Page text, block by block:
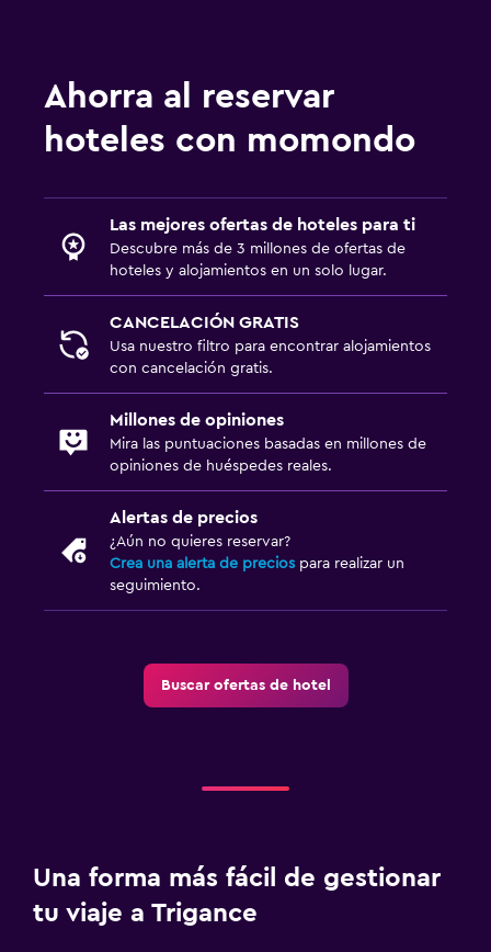
Ahorra al reservar
hoteles con momondo
Las mejores ofertas de hoteles para ti
Descubre más de 3 millones de ofertas de
hoteles y alojamientos en un solo lugar.
CANCELACIÓN GRATIS
Usa nuestro filtro para encontrar alojamientos
con cancelación gratis.
Millones de opiniones
Mira las puntuaciones basadas en millones de
opiniones de huéspedes reales.
Alertas de precios
¿Aún no quieres reservar?
Crea una alerta de precios para realizar un
seguimiento.
Buscar ofertas de hotel
Una forma más fácil de gestionar
tu viaje a Trigance